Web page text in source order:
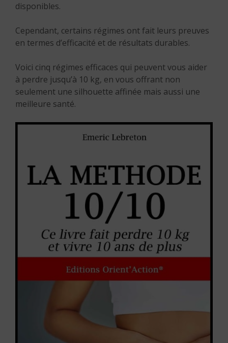
disponibles.
Cependant, certains régimes ont fait leurs preuves
en termes d’efficacité et de résultats durables.
Voici cinq régimes efficaces qui peuvent vous aider
à perdre jusqu’à 10 kg, en vous offrant non
seulement une silhouette affinée mais aussi une
meilleure santé.